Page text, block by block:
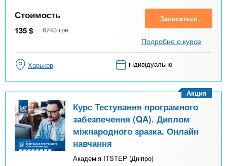
Стоимость
135$ 6743 грн
Записаться
Подробно о курсе
Харьков індивідуально
Курс Тестування програмного
забезпечення (QA). Диплом
міжнародного зразка. Онлайн
навчання
Академія ITSTEP (Дніпро)
Акция